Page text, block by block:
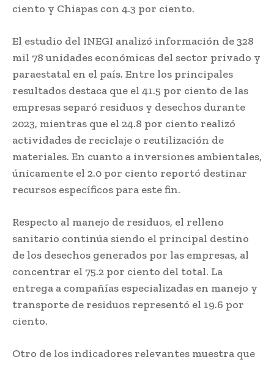
ciento y Chiapas con 4.3 por ciento.
El estudio del INEGI analizó información de 328
mil 78 unidades económicas del sector privado y
paraestatal en el país. Entre los principales
resultados destaca que el 41.5 por ciento de las
empresas separó residuos y desechos durante
2023, mientras que el 24.8 por ciento realizó
actividades de reciclaje o reutilización de
materiales. En cuanto a inversiones ambientales,
únicamente el 2.0 por ciento reportó destinar
recursos específicos para este fin.
Respecto al manejo de residuos, el relleno
sanitario continúa siendo el principal destino
de los desechos generados por las empresas, al
concentrar el 75.2 por ciento del total. La
entrega a compañías especializadas en manejo y
transporte de residuos representó el 19.6 por
ciento.
Otro de los indicadores relevantes muestra que